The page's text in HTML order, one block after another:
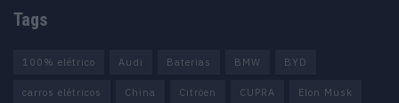
Tags
100% elétrico Audi Baterias BMW BYD
carros elétricos China Citröen CUPRA Elon Musk